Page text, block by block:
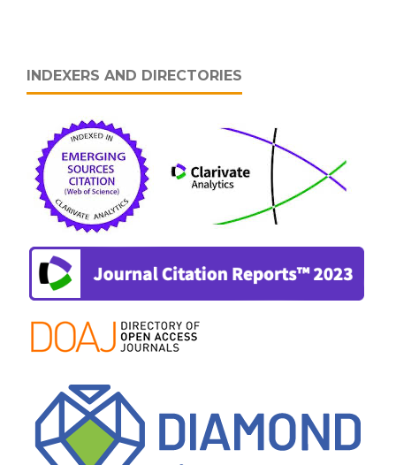
INDEXERS AND DIRECTORIES